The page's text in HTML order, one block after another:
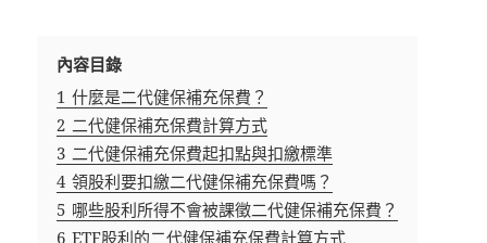
內容目錄
1 什麼是二代健保補充保費？
2 二代健保補充保費計算方式
3 二代健保補充保費起扣點與扣繳標準
4 領股利要扣繳二代健保補充保費嗎？
5 哪些股利所得不會被課徵二代健保補充保費？
6 ETF股利的二代健保補充保費計算方式